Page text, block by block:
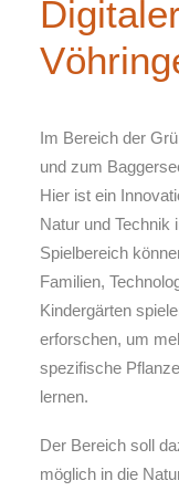
Im Bereich der
und zum
Hier ist ein
Natur und Technik
Spielbereich
Familien,
Kindergärten
erforschen, um
spezifische
lernen.
Der Bereich soll
möglich in die